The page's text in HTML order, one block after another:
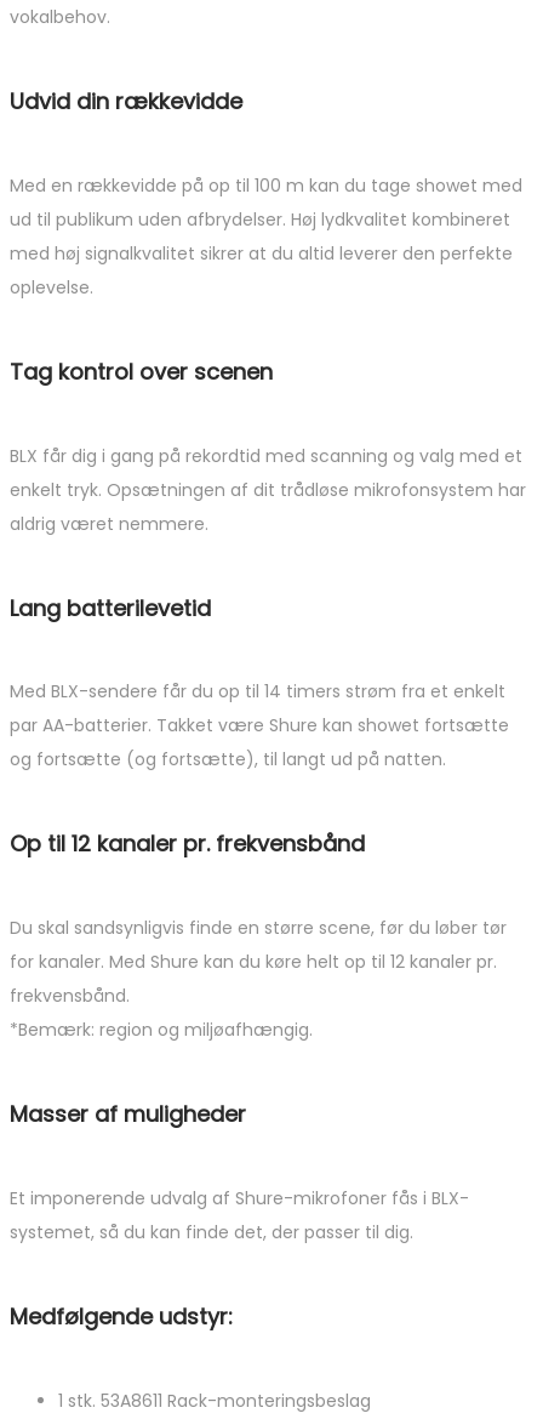
vokalbehov.
Udvid din rækkevidde
Med en rækkevidde på op til 100 m kan du tage showet med
ud til publikum uden afbrydelser. Høj lydkvalitet kombineret
med høj signalkvalitet sikrer at du altid leverer den perfekte
oplevelse.
Tag kontrol over scenen
BLX får dig i gang på rekordtid med scanning og valg med et
enkelt tryk. Opsætningen af dit trådløse mikrofonsystem har
aldrig været nemmere.
Lang batterilevetid
Med BLX-sendere får du op til 14 timers strøm fra et enkelt
par AA-batterier. Takket være Shure kan showet fortsætte
og fortsætte (og fortsætte), til langt ud på natten.
Op til 12 kanaler pr. frekvensbånd
Du skal sandsynligvis finde en større scene, før du løber tør
for kanaler. Med Shure kan du køre helt op til 12 kanaler pr.
frekvensbånd.
*Bemærk: region og miljøafhængig.
Masser af muligheder
Et imponerende udvalg af Shure-mikrofoner fås i BLX-
systemet, så du kan finde det, der passer til dig.
Medfølgende udstyr:
1 stk. 53A8611 Rack-monteringsbeslag